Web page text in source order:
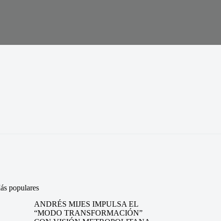
populares
ANDRÉS MIJES IMPULSA EL
“MODO TRANSFORMACIÓN”